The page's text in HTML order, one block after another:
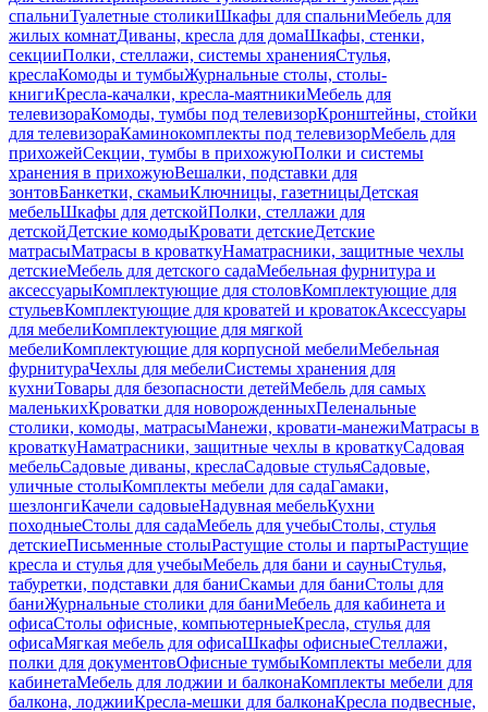
спальниТуалетные столикиШкафы для спальниМебель для
жилых комнатДиваны, кресла для домаШкафы, стенки,
секцииПолки, стеллажи, системы храненияСтулья,
креслаКомоды и тумбыЖурнальные столы, столы-
книгиКресла-качалки, кресла-маятникиМебель для
телевизораКомоды, тумбы под телевизорКронштейны, стойки
для телевизораКаминокомплекты под телевизорМебель для
прихожейСекции, тумбы в прихожуюПолки и системы
хранения в прихожуюВешалки, подставки для
зонтовБанкетки, скамьиКлючницы, газетницыДетская
мебельШкафы для детскойПолки, стеллажи для
детскойДетские комодыКровати детскиеДетские
матрасыМатрасы в кроваткуНаматрасники, защитные чехлы
детскиеМебель для детского садаМебельная фурнитура и
аксессуарыКомплектующие для столовКомплектующие для
стульевКомплектующие для кроватей и кроватокАксессуары
для мебелиКомплектующие для мягкой
мебелиКомплектующие для корпусной мебелиМебельная
фурнитураЧехлы для мебелиСистемы хранения для
кухниТовары для безопасности детейМебель для самых
маленькихКроватки для новорожденныхПеленальные
столики, комоды, матрасыМанежи, кровати-манежиМатрасы в
кроваткуНаматрасники, защитные чехлы в кроваткуСадовая
мебельСадовые диваны, креслаСадовые стульяСадовые,
уличные столыКомплекты мебели для садаГамаки,
шезлонгиКачели садовыеНадувная мебельКухни
походныеСтолы для садаМебель для учебыСтолы, стулья
детскиеПисьменные столыРастущие столы и партыРастущие
кресла и стулья для учебыМебель для бани и сауныСтулья,
табуретки, подставки для баниСкамьи для баниСтолы для
баниЖурнальные столики для баниМебель для кабинета и
офисаСтолы офисные, компьютерныеКресла, стулья для
офисаМягкая мебель для офисаШкафы офисныеСтеллажи,
полки для документовОфисные тумбыКомплекты мебели для
кабинетаМебель для лоджии и балконаКомплекты мебели для
балкона, лоджииКресла-мешки для балконаКресла подвесные,